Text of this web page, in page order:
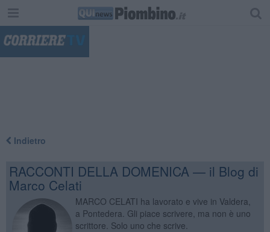
Indietro
RACCONTI DELLA DOMENICA — il Blog di
Marco Celati
MARCO CELATI ha lavorato e vive in Valdera,
a Pontedera. Gli piace scrivere, ma non è uno
scrittore. Solo uno che scrive.